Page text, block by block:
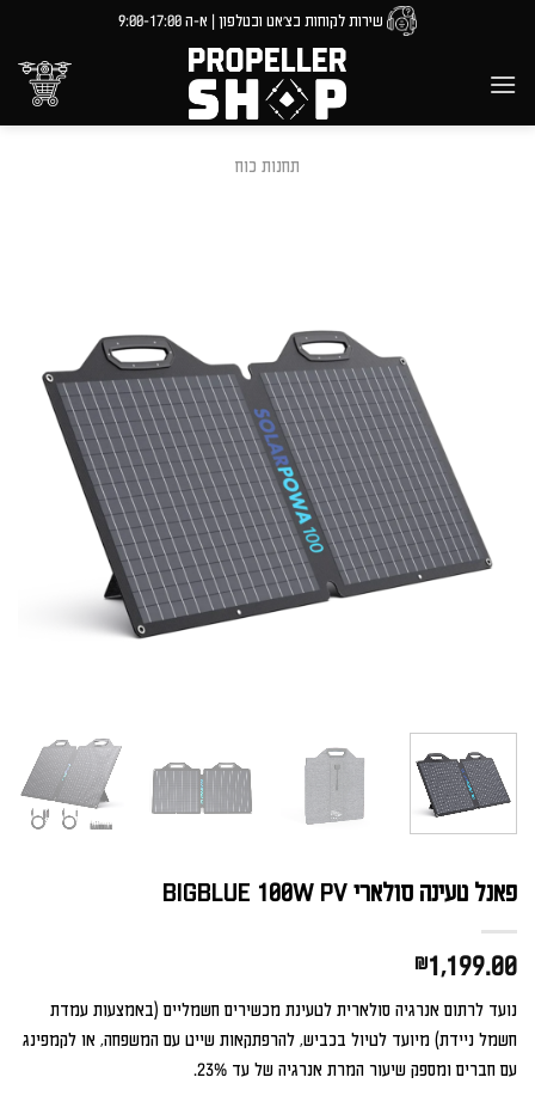
content
שירות לקוחות בצ'אט ובטלפון | א-ה 9:00-17:00
תחנות כוח
פאנל טעינה סולארי BIGBLUE 100W PV
₪1,199.00
נועד לרתום אנרגיה סולארית לטעינת מכשירים חשמליים (באמצעות עמדת
חשמל ניידת) מיועד לטיול בכביש, להרפתקאות שייט עם המשפחה, או לקמפינג
עם חברים ומספק שיעור המרת אנרגיה של עד 23%.